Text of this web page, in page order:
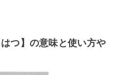
つ】の意味と使い方や